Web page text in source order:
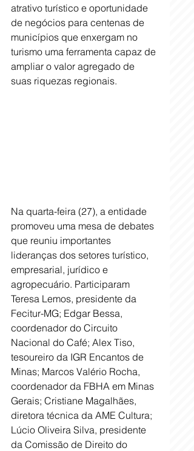
atrativo turístico e oportunidade
de negócios para centenas de
municípios que enxergam no
turismo uma ferramenta capaz de
ampliar o valor agregado de
suas riquezas regionais.
Na quarta-feira (27), a entidade
promoveu uma mesa de debates
que reuniu importantes
lideranças dos setores turístico,
empresarial, jurídico e
agropecuário. Participaram
Teresa Lemos, presidente da
Fecitur-MG; Edgar Bessa,
coordenador do Circuito
Nacional do Café; Alex Tiso,
tesoureiro da IGR Encantos de
Minas; Marcos Valério Rocha,
coordenador da FBHA em Minas
Gerais; Cristiane Magalhães,
diretora técnica da AME Cultura;
Lúcio Oliveira Silva, presidente
da Comissão de Direito do